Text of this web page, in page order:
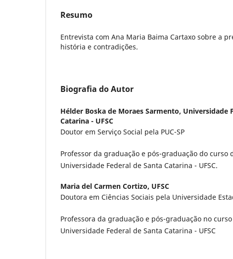
Resumo
Entrevista com Ana Maria Baima Cartaxo sobre a
história e contradições.
Biografia do Autor
Hélder Boska de Moraes Sarmento, Universidade
Catarina - UFSC
Doutor em Serviço Social pela PUC-SP
Professor da graduação e pós-graduação do curso
Universidade Federal de Santa Catarina - UFSC.
Maria del Carmen Cortizo, UFSC
Doutora em Ciências Sociais pela Universidade
Professora da graduação e pós-graduação no
Universidade Federal de Santa Catarina - UFSC